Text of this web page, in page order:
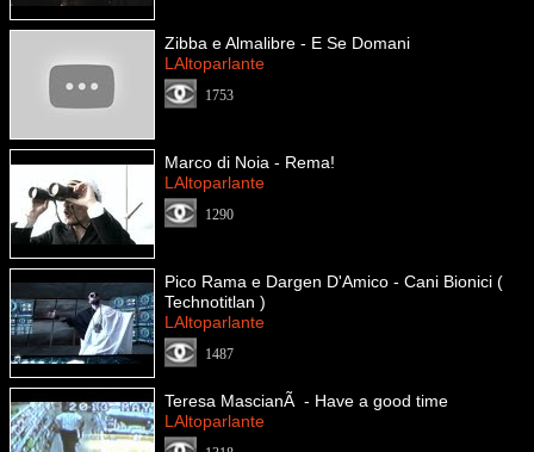
Zibba e Almalibre - E Se Domani
LAltoparlante
1753
Marco di Noia - Rema!
LAltoparlante
1290
Pico Rama e Dargen D'Amico - Cani Bionici (
Technotitlan )
LAltoparlante
1487
Teresa MascianÃ - Have a good time
LAltoparlante